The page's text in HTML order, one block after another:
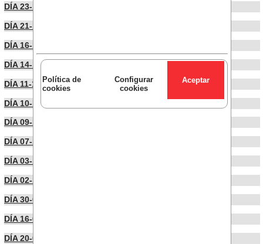
Política de
cookies
Configurar
cookies
DÍA 23-10-2024
DÍA 21-10-2024
DÍA 16-10-2024
DÍA 14-10-2024
DÍA 11-10-2024
DÍA 10-10-2024
DÍA 09-10-2024
DÍA 07-10-2024
DÍA 03-10-2024
DÍA 02-10-2024
DÍA 30-09-2024
DÍA 16-09-2024
DÍA 20-06-2024